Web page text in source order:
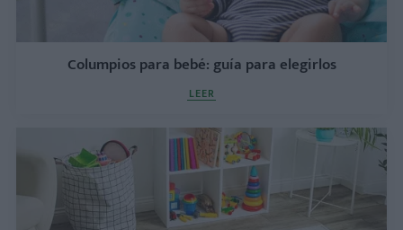
Columpios para bebé: guía para elegirlos
LEER